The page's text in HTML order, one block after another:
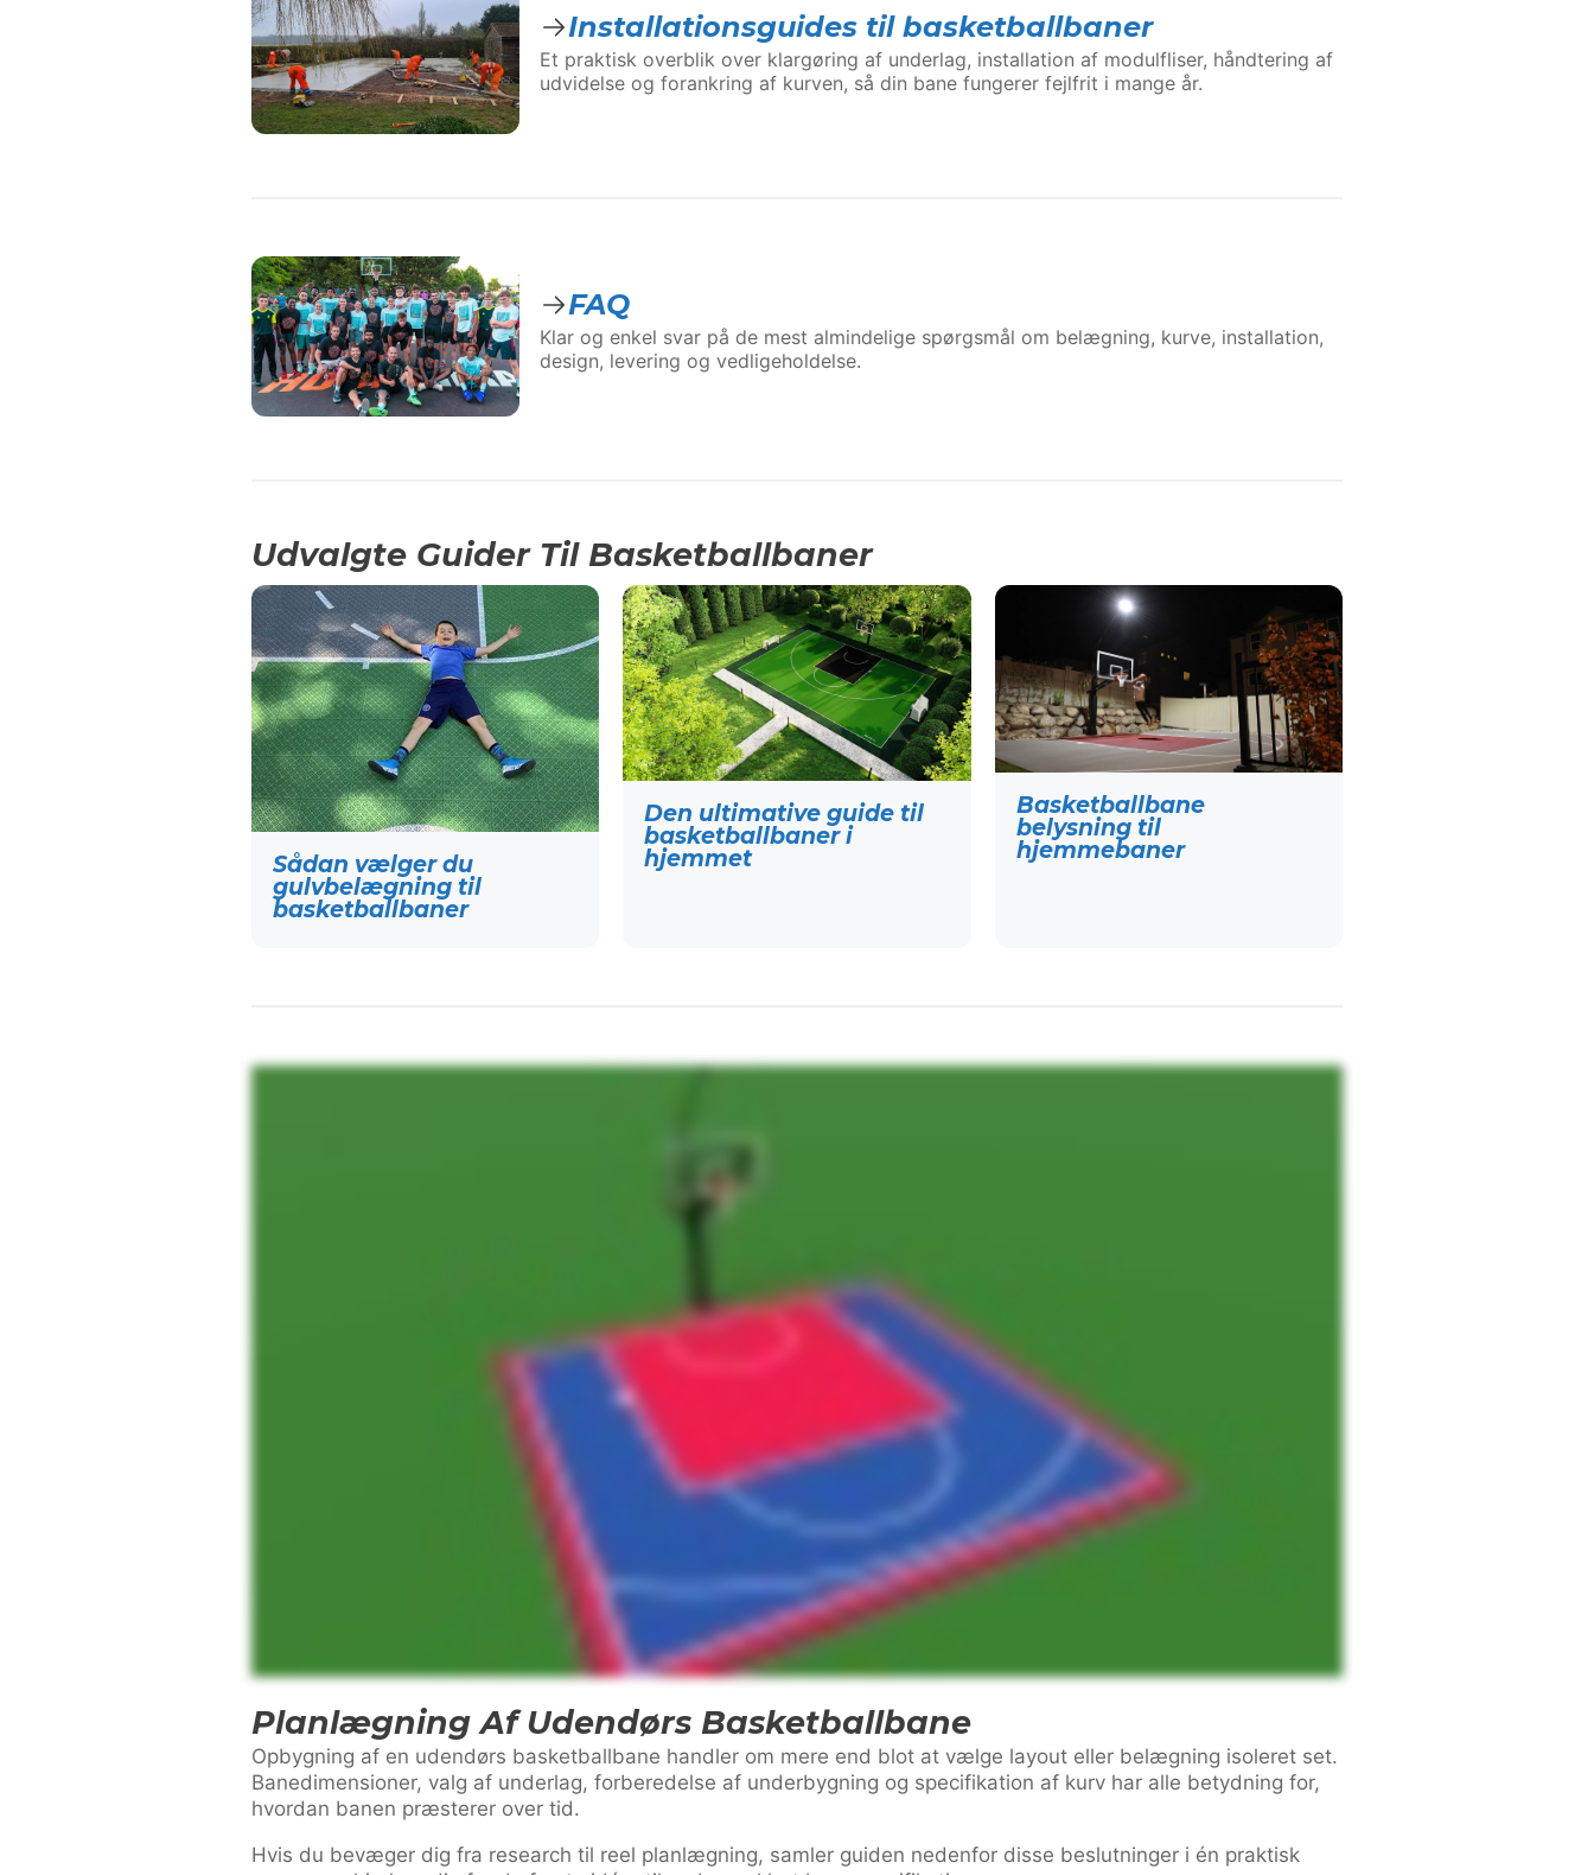
Installationsguides til basketballbaner
Et praktisk overblik over klargøring af underlag, installation af modulfliser, håndtering af
udvidelse og forankring af kurven, så din bane fungerer fejlfrit i mange år.
FAQ
Klar og enkel svar på de mest almindelige spørgsmål om belægning, kurve, installation,
design, levering og vedligeholdelse.
Udvalgte Guider Til Basketballbaner
Sådan vælger du
gulvbelægning til
basketballbaner
Den ultimative guide til
basketballbaner i
hjemmet
Basketballbane
belysning til
hjemmebaner
Planlægning Af Udendørs Basketballbane
Opbygning af en udendørs basketballbane handler om mere end blot at vælge layout eller belægning isoleret set.
Banedimensioner, valg af underlag, forberedelse af underbygning og specifikation af kurv har alle betydning for,
hvordan banen præsterer over tid.
Hvis du bevæger dig fra research til reel planlægning, samler guiden nedenfor disse beslutninger i én praktisk